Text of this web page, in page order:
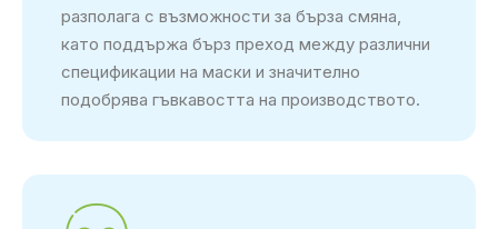
разполага с възможности за бърза смяна,
като поддържа бърз преход между различни
спецификации на маски и значително
подобрява гъвкавостта на производството.